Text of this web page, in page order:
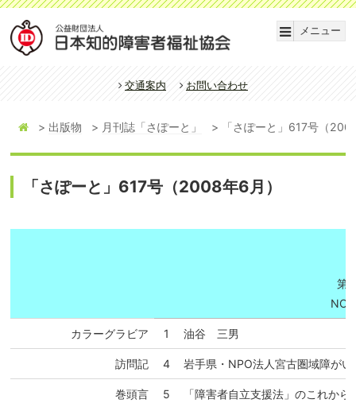
メニュー
交通案内 お問い合わせ
出版物 月刊誌「さぽーと」 「さぽーと」617号（
「さぽーと」617号（2008年6月）
第
カラーグラビア 1 油谷 三男
訪問記 4 岩手県・NPO法人宮古圏域障が
巻頭言 5 「障害者自立支援法」のこれから